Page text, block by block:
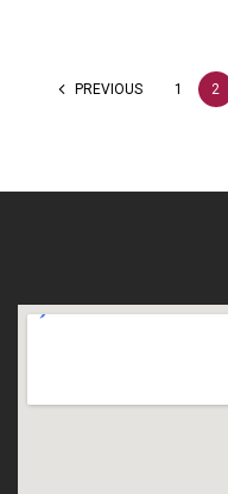
PREVIOUS 1 2